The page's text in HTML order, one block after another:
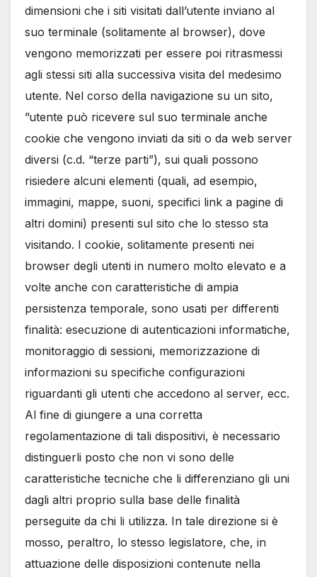
dimensioni che i siti visitati dall’utente inviano al
suo terminale (solitamente al browser), dove
vengono memorizzati per essere poi ritrasmessi
agli stessi siti alla successiva visita del medesimo
utente. Nel corso della navigazione su un sito,
”utente può ricevere sul suo terminale anche
cookie che vengono inviati da siti o da web server
diversi (c.d. “terze parti”), sui quali possono
risiedere alcuni elementi (quali, ad esempio,
immagini, mappe, suoni, specifici link a pagine di
altri domini) presenti sul sito che lo stesso sta
visitando. I cookie, solitamente presenti nei
browser degli utenti in numero molto elevato e a
volte anche con caratteristiche di ampia
persistenza temporale, sono usati per differenti
finalità: esecuzione di autenticazioni informatiche,
monitoraggio di sessioni, memorizzazione di
informazioni su specifiche configurazioni
riguardanti gli utenti che accedono al server, ecc.
Al fine di giungere a una corretta
regolamentazione di tali dispositivi, è necessario
distinguerli posto che non vi sono delle
caratteristiche tecniche che li differenziano gli uni
dagli altri proprio sulla base delle finalità
perseguite da chi li utilizza. In tale direzione si è
mosso, peraltro, lo stesso legislatore, che, in
attuazione delle disposizioni contenute nella